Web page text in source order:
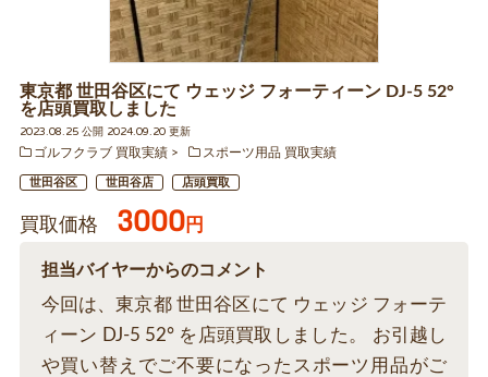
東京都 世田谷区にて ウェッジ フォーティーン DJ-5 52°
を店頭買取しました
2023.08.25 公開 2024.09.20 更新
ゴルフクラブ 買取実績
スポーツ用品 買取実績
世田谷区 世田谷店 店頭買取
買取価格 3000円
担当バイヤーからのコメント
今回は、東京都 世田谷区にて ウェッジ フォーテ
ィーン DJ-5 52° を店頭買取しました。 お引越し
や買い替えでご不要になったスポーツ用品がご